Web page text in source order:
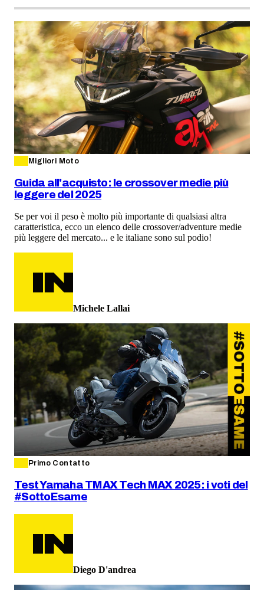
Migliori Moto
Guida all'acquisto: le crossover medie più
leggere del 2025
Se per voi il peso è molto più importante di qualsiasi altra
caratteristica, ecco un elenco delle crossover/adventure medie
più leggere del mercato... e le italiane sono sul podio!
Michele Lallai
Primo Contatto
Test Yamaha TMAX Tech MAX 2025: i voti del
#SottoEsame
Diego D'andrea